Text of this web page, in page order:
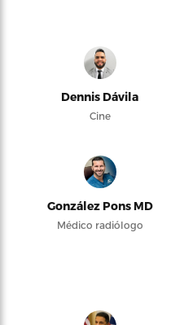
Dennis Dávila
Cine
González Pons MD
Médico radiólogo